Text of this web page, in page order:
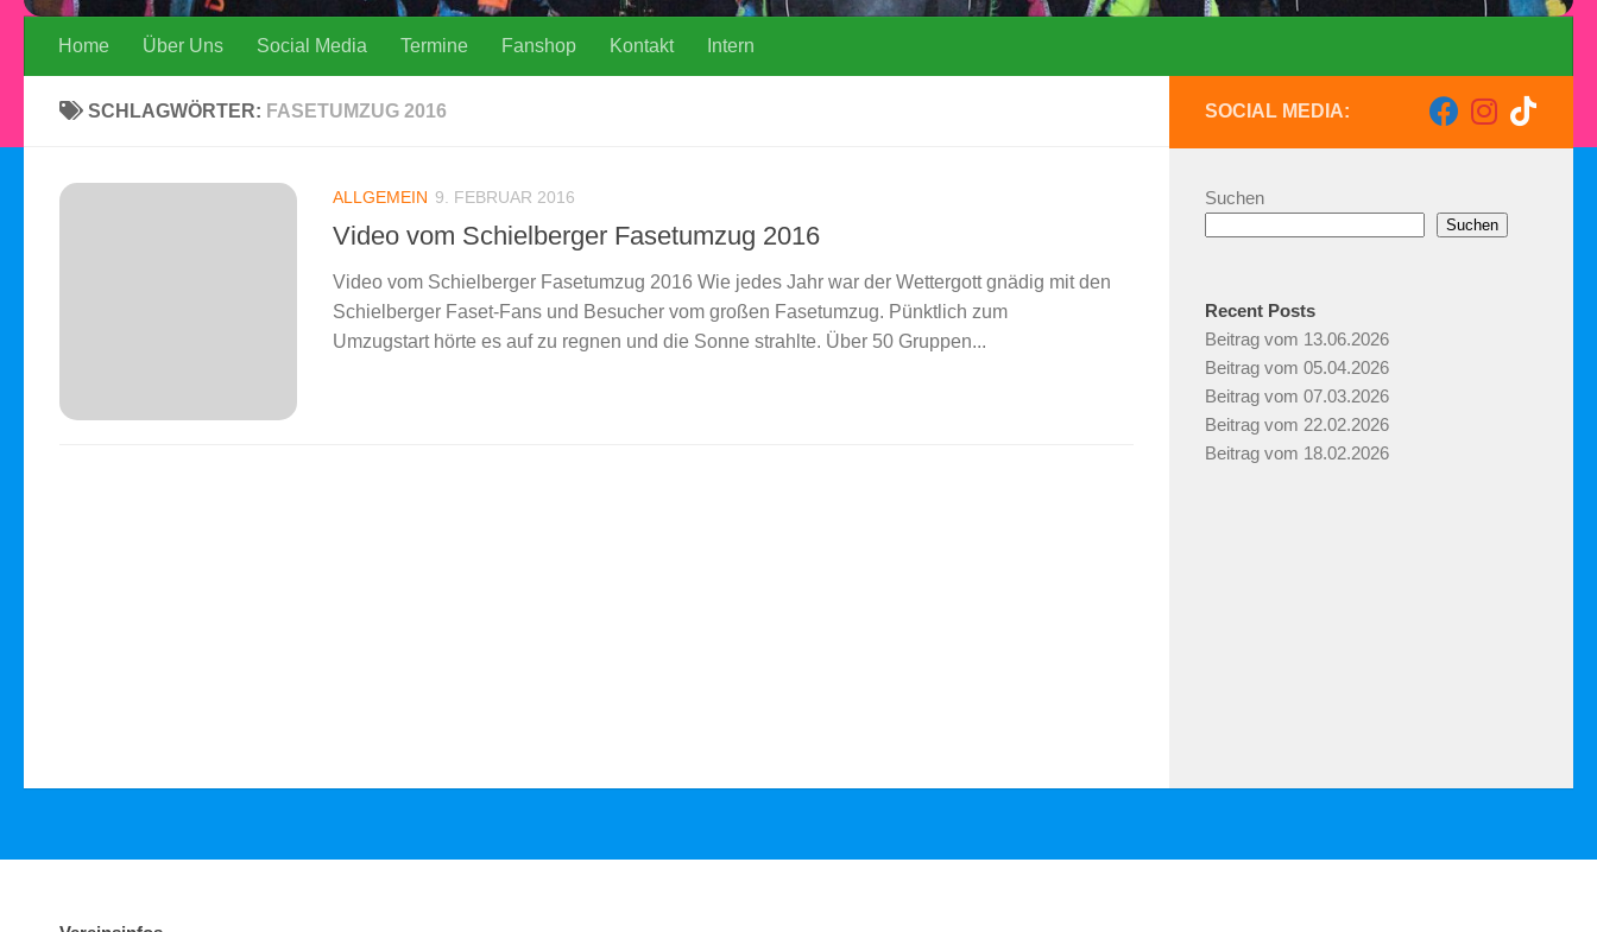
Home Über Uns Social Media Termine Fanshop Kontakt Intern
SCHLAGWÖRTER: FASETUMZUG 2016
ALLGEMEIN 9. FEBRUAR 2016
Video vom Schielberger Fasetumzug 2016
Video vom Schielberger Fasetumzug 2016 Wie jedes Jahr war der Wettergott gnädig mit den
Schielberger Faset-Fans und Besucher vom großen Fasetumzug. Pünktlich zum
Umzugstart hörte es auf zu regnen und die Sonne strahlte. Über 50 Gruppen...
SOCIAL MEDIA:
Suchen
Suchen
Recent Posts
Beitrag vom 13.06.2026
Beitrag vom 05.04.2026
Beitrag vom 07.03.2026
Beitrag vom 22.02.2026
Beitrag vom 18.02.2026